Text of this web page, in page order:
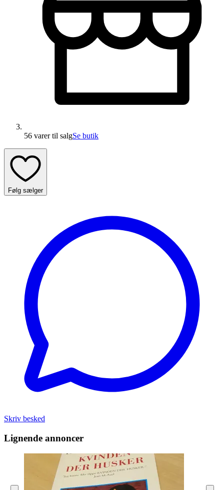
56 varertil salgSe butik
Følg sælger
Skriv besked
Lignende annoncer